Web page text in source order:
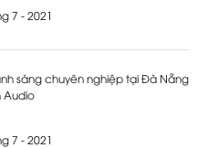
7 - 2021
sáng chuyên nghiệp tại Đà Nẵng
Audio
7 - 2021